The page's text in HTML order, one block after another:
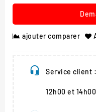
ajouter comparer
Service client :
12h00 et